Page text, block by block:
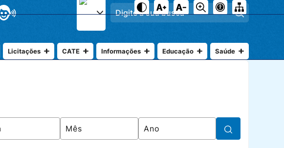
Licitações CATE Informações Educação Saúde